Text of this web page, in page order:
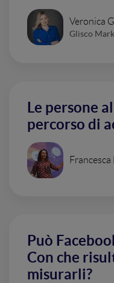
Veronica
Glisco
Le persone
percorso di
Può
Con che
misurarli?